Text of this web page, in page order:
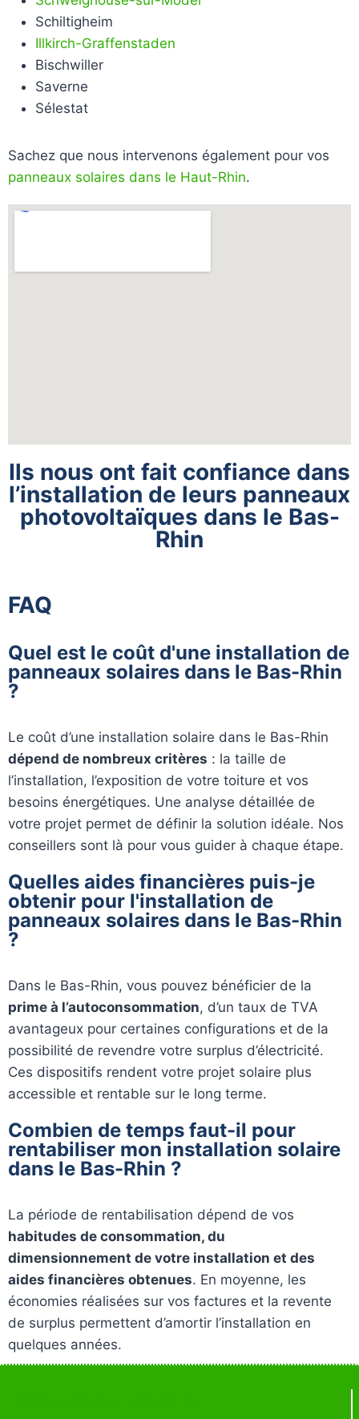
Schiltigheim
Illkirch-Graffenstaden
Bischwiller
Saverne
Sélestat
Sachez que nous intervenons également pour vos
panneaux solaires dans le Haut-Rhin.
Ils nous ont fait confiance dans
l’installation de leurs panneaux
photovoltaïques dans le Bas-
Rhin
FAQ
Quel est le coût d'une installation de
panneaux solaires dans le Bas-Rhin
?
Le coût d’une installation solaire dans le Bas-Rhin
dépend de nombreux critères : la taille de
l’installation, l’exposition de votre toiture et vos
besoins énergétiques. Une analyse détaillée de
votre projet permet de définir la solution idéale. Nos
conseillers sont là pour vous guider à chaque étape.
Quelles aides financières puis-je
obtenir pour l'installation de
panneaux solaires dans le Bas-Rhin
?
Dans le Bas-Rhin, vous pouvez bénéficier de la
prime à l’autoconsommation, d’un taux de TVA
avantageux pour certaines configurations et de la
possibilité de revendre votre surplus d’électricité.
Ces dispositifs rendent votre projet solaire plus
accessible et rentable sur le long terme.
Combien de temps faut-il pour
rentabiliser mon installation solaire
dans le Bas-Rhin ?
La période de rentabilisation dépend de vos
habitudes de consommation, du
dimensionnement de votre installation et des
aides financières obtenues. En moyenne, les
économies réalisées sur vos factures et la revente
de surplus permettent d’amortir l’installation en
quelques années.